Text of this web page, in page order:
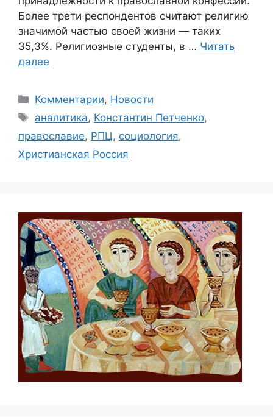
Более трети респондентов считают религию
значимой частью своей жизни — таких
35,3%. Религиозные студенты, в … Читать
далее
Рубрики
Комментарии, Новости
Метки
аналитика, Константин Петченко,
православие, РПЦ, социология,
Христианская Россия